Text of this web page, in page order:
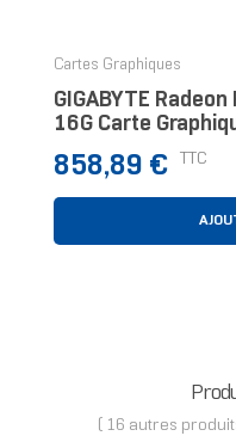
Cartes Graphiques
GIGABYTE Radeon
16G Carte
Bits, PCI-E 5.0,
Cœur, 2 X Dis
Prix
858,89 € TTC
( 16 autres